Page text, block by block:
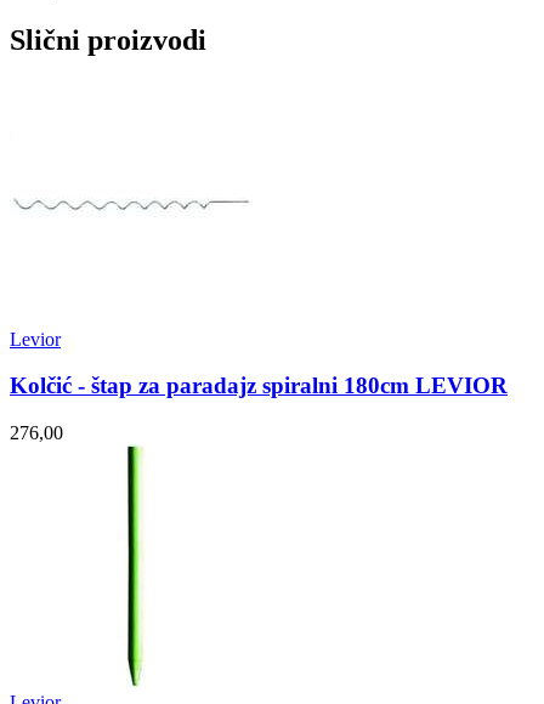
Slični proizvodi
Levior
Kolčić - štap za paradajz spiralni 180cm LEVIOR
276,00